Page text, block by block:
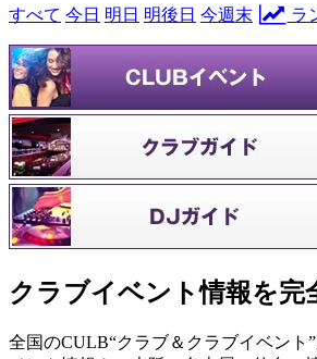
すべて 今日 明日 明後日 今週末 ラ
クラブイベント情報を完
全国のCULB“クラブ＆クラブイベン